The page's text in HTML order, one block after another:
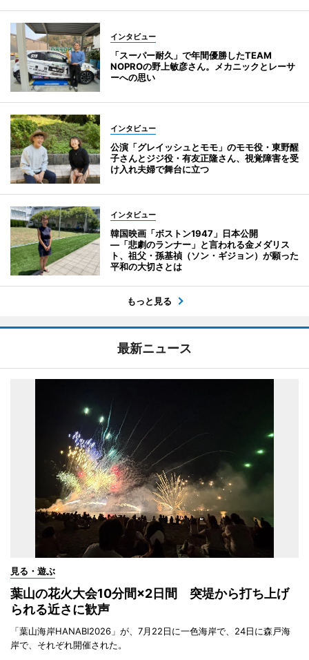
インタビュー
「スーパー耐久」で年間優勝したTEAM
NOPROの野上敏彦さん。メカニックとレーサ
ーへの思い
インタビュー
公演「グレイッシュとモモ」のモモ役・東野醒
子さんとジジ役・有友正隆さん、視覚障害を受
け入れ夫婦で舞台に立つ
インタビュー
韓国映画「ボストン1947」日本公開
―「悲劇のランナー」と言われる金メダリス
ト、祖父・孫基禎（ソン・ギジョン）が願った
平和の大切さとは
もっと見る
最新ニュース
見る・遊ぶ
葉山の花火大会10分間×2日間 突堤から打ち上げ
られる近さに歓声
「葉山海岸HANABI2026」が、7月22日に一色海岸で、24日に森戸海
岸で、それぞれ開催された。